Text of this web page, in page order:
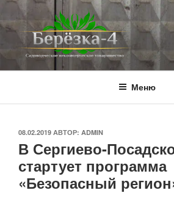
Перейти
к
содержимому
BEREZKA4.RU
СНТ Берёзка-4
Меню
ОПУБЛИКОВАНО
08.02.2019 АВТОР: ADMIN
В Сергиево-
стартует программа
«Безопасный